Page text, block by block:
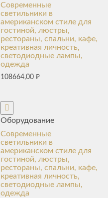
Современные
светильники в
американском стиле для
гостиной, люстры,
рестораны, спальни, кафе,
креативная личность,
светодиодные лампы,
одежда
108664,00₽
Оборудование
Современные
светильники в
американском стиле для
гостиной, люстры,
рестораны, спальни, кафе,
креативная личность,
светодиодные лампы,
одежда